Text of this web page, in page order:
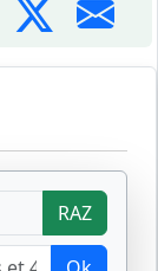
RAZ